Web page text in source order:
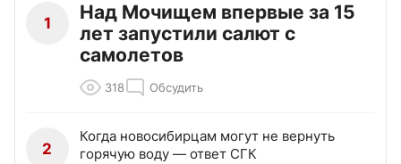
1
Над Мочищем впервые за 15
лет запустили салют с
самолетов
318 Обсудить
2
Когда новосибирцам могут не вернуть
горячую воду — ответ СГК